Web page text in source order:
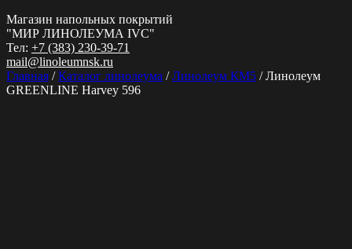
Магазин напольных покрытий
"МИР ЛИНОЛЕУМА IVC"
Тел: +7 (383) 230-39-71
mail@linoleumnsk.ru
Главная /Каталог линолеума /Линолеум КМ5 / Линолеум
GREENLINE Harvey 596